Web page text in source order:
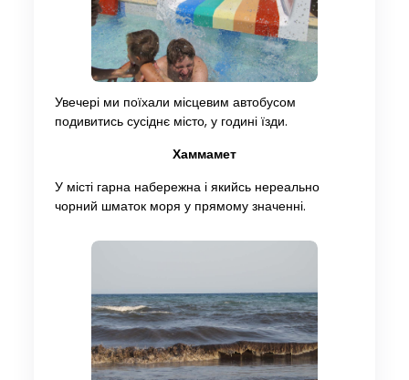
Увечері ми поїхали місцевим автобусом
подивитись сусіднє місто, у годині їзди.
Хаммамет
У місті гарна набережна і якийсь нереально
чорний шматок моря у прямому значенні.